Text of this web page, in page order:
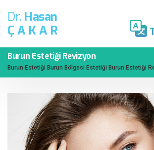
Dr. Hasan
ÇAKAR
Burun Estetiği Revizyon
Burun Estetiği Burun Bölgesi Estetiği Burun Estetiği